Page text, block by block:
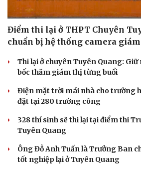
Điểm thi lại ở THPT Chuyên
chuẩn bị hệ thống camera
Thi lại ở chuyên Tuyên Quang:
bốc thăm giám thị từng buổi
Điện mặt trời mái nhà cho trường
đặt tại 280 trường công
328 thí sinh sẽ thi lại tại điểm thi
Tuyên Quang
Ông Đỗ Anh Tuấn là Trưởng Ban
tốt nghiệp lại ở Tuyên Quang